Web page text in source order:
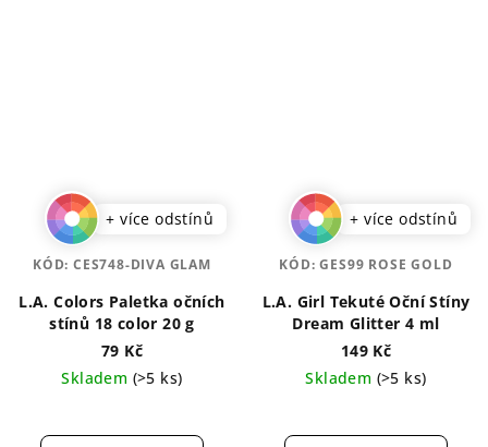
+ více odstínů
L.A. Colors Paletka očních
stínů 18 color 20 g
79 Kč
Skladem (>5 ks)
hodnocení
KÓD:CES748-DIVA GLAM
+ více odstínů
L.A. Girl Tekuté Oční Stíny
Dream Glitter 4 ml
149 Kč
Skladem (>5 ks)
hodnocení
KÓD:GES99 ROSE GOLD